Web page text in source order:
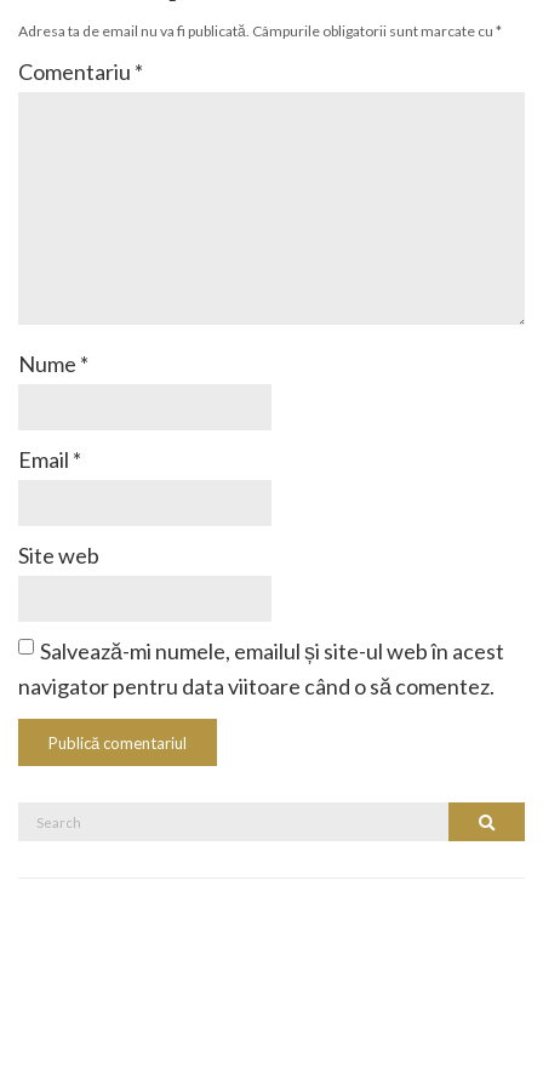
Adresa ta de email nu va fi publicată. Câmpurile obligatorii sunt marcate cu *
Comentariu *
Nume *
Email *
Site web
Salvează-mi numele, emailul și site-ul web în acest
navigator pentru data viitoare când o să comentez.
Search